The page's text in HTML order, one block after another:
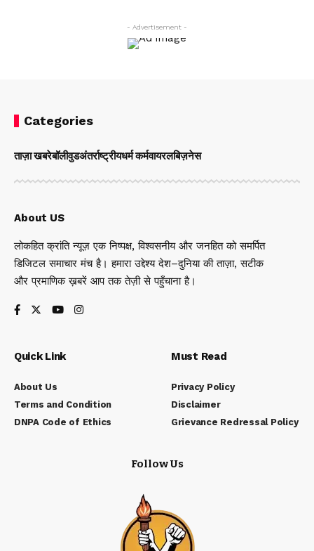
- Advertisement -
Categories
ताज़ा खबरेबॉलीवुडअंतर्राष्ट्रीयधर्म कर्मवायरलबिज़नेस
About US
लोकहित क्रांति न्यूज़ एक निष्पक्ष, विश्वसनीय और जनहित को समर्पित
डिजिटल समाचार मंच है। हमारा उद्देश्य देश–दुनिया की ताज़ा, सटीक
और प्रमाणिक ख़बरें आप तक तेज़ी से पहुँचाना है।
Quick Link
About Us
Terms and Condition
DNPA Code of Ethics
Must Read
Privacy Policy
Disclaimer
Grievance Redressal Policy
Follow Us